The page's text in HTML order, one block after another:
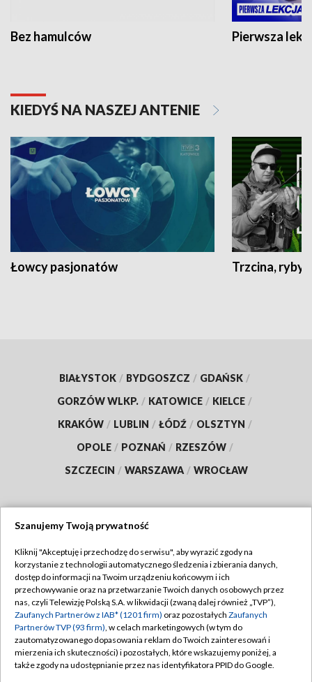
Bez hamulców Pierwsza
KIEDYŚ NA NASZEJ ANTENIE
Łowcy pasjonatów Trzcina, ryby
BIAŁYSTOK / BYDGOSZCZ / GDAŃSK /
GORZÓW WLKP. / KATOWICE / KIELCE /
KRAKÓW / LUBLIN / ŁÓDŹ / OLSZTYN /
OPOLE / POZNAŃ / RZESZÓW /
SZCZECIN / WARSZAWA / WROCŁAW
TVP
Abonament TVP
Emisja w TVP
Centrum informacji TVP
Naziemna Telewizja Cyfrowa
Regulamin TVP
Polityka prywatności
Moje zgody
Pomoc
Szanujemy Twoją prywatność
Kliknij "Akceptuję i przechodzę do serwisu", aby wyrazić zgody na
korzystanie z technologii automatycznego śledzenia i zbierania danych,
dostęp do informacji na Twoim urządzeniu końcowym i ich
przechowywanie oraz na przetwarzanie Twoich danych osobowych przez
nas, czyli Telewizję Polską S.A. w likwidacji (zwaną dalej również „TVP”),
Zaufanych Partnerów z IAB* (1201 firm) oraz pozostałych Zaufanych
Partnerów TVP (93 firm), w celach marketingowych (w tym do
zautomatyzowanego dopasowania reklam do Twoich zainteresowań i
mierzenia ich skuteczności) i pozostałych, które wskazujemy poniżej, a
także zgody na udostępnianie przez nas identyfikatora PPID do Google.